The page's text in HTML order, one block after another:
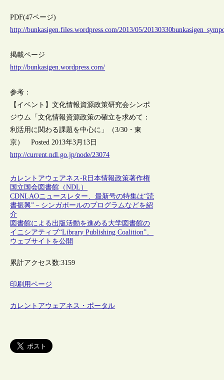
PDF(47ページ)
http://bunkasigen.files.wordpress.com/2013/05/
掲載ページ
http://bunkasigen.wordpress.com/
参考：
【イベント】文化情報資源政策研究会シンポ
ジウム「文化情報資源政策の確立を求めて：
利活用に関わる課題を中心に」（3/30・東
京） Posted 2013年3月13日
http://current.ndl.go.jp/node/23074
カレントアウェアネス-R 日本情報政策著作権
国立国会図書館（NDL）
CDNLAOニュースレター、最新号の特集は“読
書振興”－シンガポールのプログラムなどを紹
介
図書館による出版活動を進める大学図書館の
イニシアティブ“Library Publishing Coalition”、
ウェブサイトを公開
累計アクセス数:3159
印刷用ページ
カレントアウェアネス・ポータル